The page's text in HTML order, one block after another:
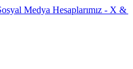
Medya Hesaplarımız - X &